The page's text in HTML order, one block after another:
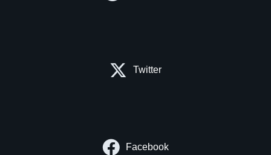
Twitter
Facebook